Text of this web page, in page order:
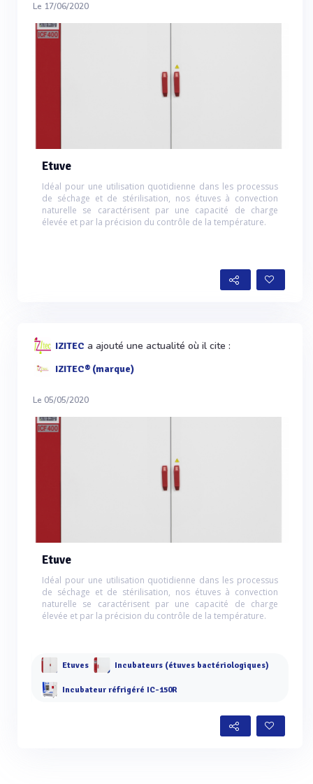
Le 17/06/2020
Etuve
Idéal pour une utilisation quotidienne dans les processus
de séchage et de stérilisation, nos étuves à convection
naturelle se caractérisent par une capacité de charge
élevée et par la précision du contrôle de la température.
IZITEC a ajouté une actualité où il cite :
IZITEC® (marque)
Le 05/05/2020
Etuve
Idéal pour une utilisation quotidienne dans les processus
de séchage et de stérilisation, nos étuves à convection
naturelle se caractérisent par une capacité de charge
élevée et par la précision du contrôle de la température.
Etuves Incubateurs (étuves bactériologiques)
Incubateur réfrigéré IC-150R